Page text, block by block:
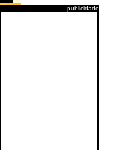
publicidade